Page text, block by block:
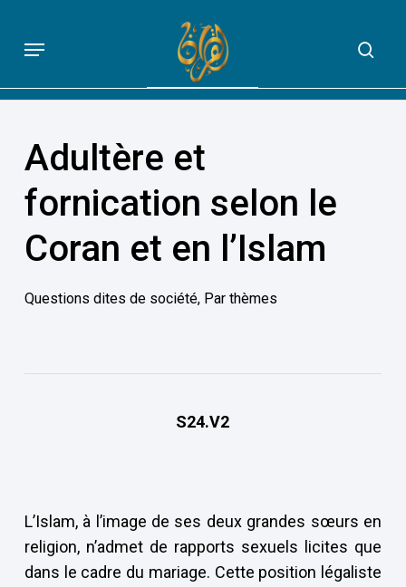
main
content
QUE DIT VRAIMENT LE CORAN
Menu
Adultère et
fornication selon le
Coran et en l’Islam
Questions dites de société, Par thèmes
S24.V2
L’Islam, à l’image de ses deux grandes sœurs en
religion, n’admet de rapports sexuels licites que
dans le cadre du mariage. Cette position légaliste